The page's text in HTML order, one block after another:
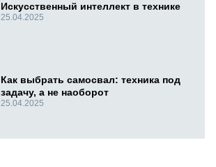
Искусственный интеллект в технике
25.04.2025
Как выбрать самосвал: техника под
задачу, а не наоборот
25.04.2025